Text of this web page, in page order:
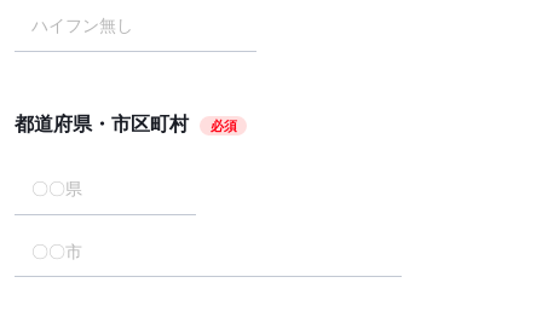
都道府県・市区町村 必須